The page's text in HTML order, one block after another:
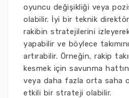
oyuncu değişikliği veya
olabilir. İyi bir teknik
rakibin stratejilerini
yapabilir ve böylece
artırabilir. Örneğin, rakip
kesmek için savunma
veya daha fazla orta saha
etkili bir strateji olabilir.